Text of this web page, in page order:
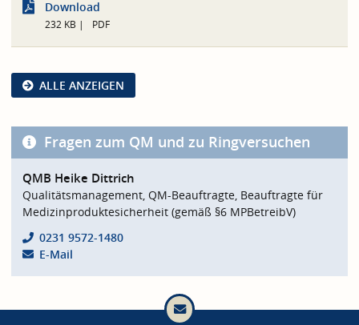
Download
232 KB PDF
ALLE ANZEIGEN
Fragen zum QM und zu Ringversuchen
QMB Heike Dittrich
Qualitätsmanagement, QM-Beauftragte, Beauftragte für
Medizinproduktesicherheit (gemäß §6 MPBetreibV)
0231 9572-1480
E-Mail